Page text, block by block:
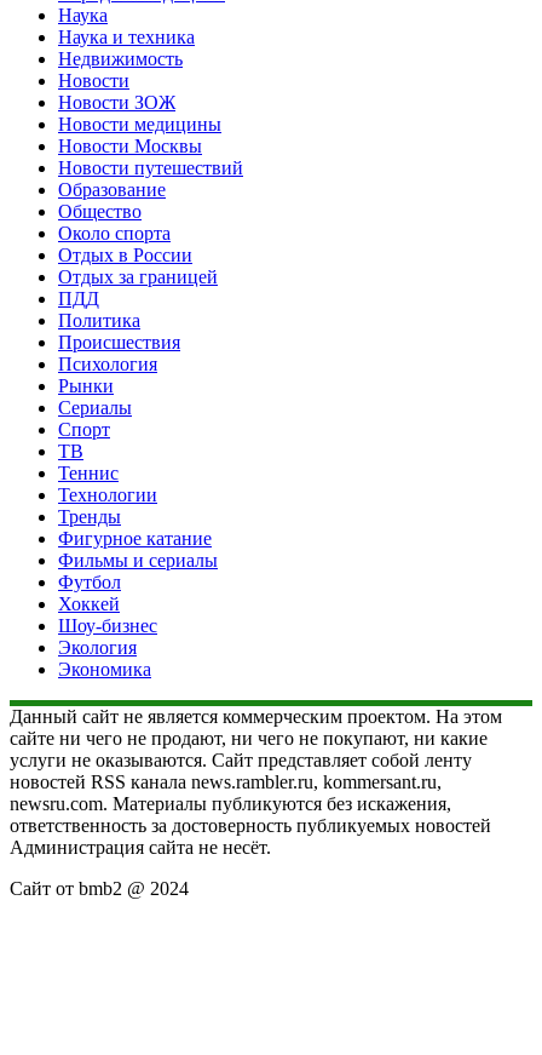
Наука
Наука и техника
Недвижимость
Новости
Новости ЗОЖ
Новости медицины
Новости Москвы
Новости путешествий
Образование
Общество
Около спорта
Отдых в России
Отдых за границей
ПДД
Политика
Происшествия
Психология
Рынки
Сериалы
Спорт
ТВ
Теннис
Технологии
Тренды
Фигурное катание
Фильмы и сериалы
Футбол
Хоккей
Шоу-бизнес
Экология
Экономика
Данный сайт не является коммерческим проектом. На этом
сайте ни чего не продают, ни чего не покупают, ни какие
услуги не оказываются. Сайт представляет собой ленту
новостей RSS канала news.rambler.ru, kommersant.ru,
newsru.com. Материалы публикуются без искажения,
ответственность за достоверность публикуемых новостей
Администрация сайта не несёт.
Сайт от bmb2 @ 2024